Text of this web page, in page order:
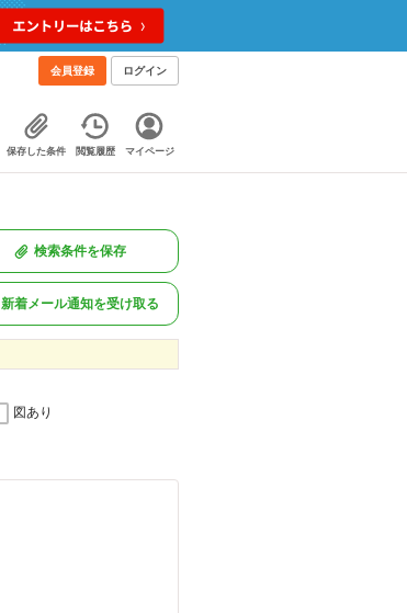
会員登録 ログイン
保存した条件 閲覧履歴 マイページ
検索条件を保存
新着メール通知を受け取る
図あり